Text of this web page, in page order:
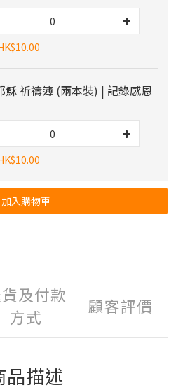
穌 祈禱簿 (兩本裝) | 記錄感恩
加入購物車
及付款
方式
顧客評價
品描述